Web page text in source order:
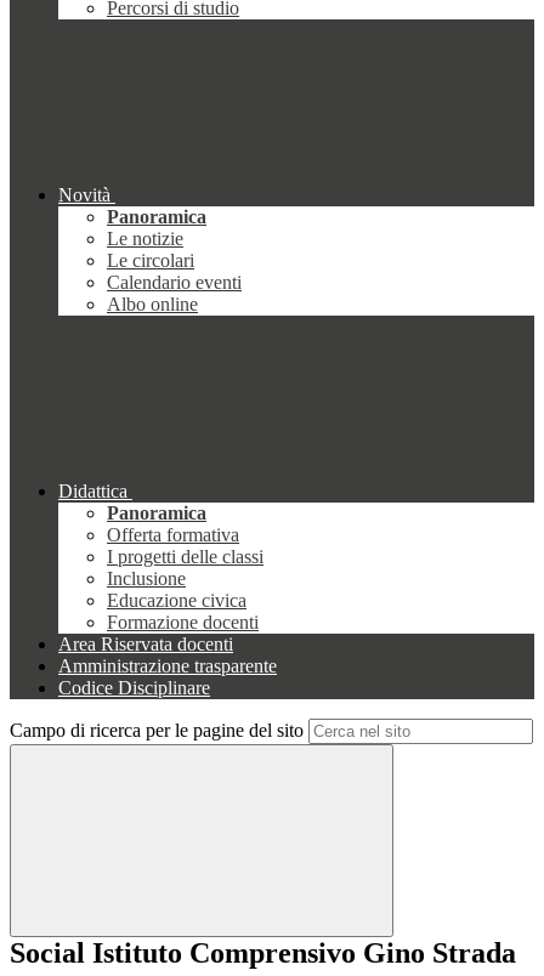
Percorsi di studio
Novità
Panoramica
Le notizie
Le circolari
Calendario eventi
Albo online
Didattica
Panoramica
Offerta formativa
I progetti delle classi
Inclusione
Educazione civica
Formazione docenti
Area Riservata docenti
Amministrazione trasparente
Codice Disciplinare
Campo di ricerca per le pagine del sito
Social Istituto Comprensivo Gino Strada